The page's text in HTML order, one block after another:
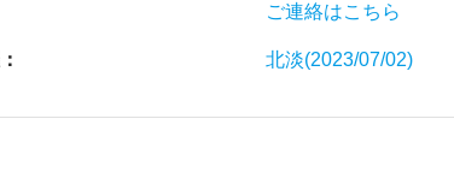
ご連絡はこちら
北淡(2023/07/02)